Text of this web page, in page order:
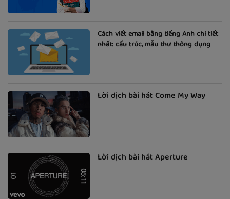
Cách viết email bằng tiếng Anh chi tiết
nhất: cấu trúc, mẫu thư thông dụng
Lời dịch bài hát Come My Way
Lời dịch bài hát Aperture